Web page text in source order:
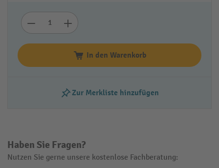
In den Warenkorb
Zur Merkliste hinzufügen
Haben Sie Fragen?
Nutzen Sie gerne unsere kostenlose Fachberatung: